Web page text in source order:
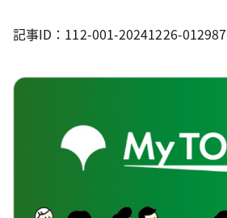
記事ID：112-001-20241226-012987